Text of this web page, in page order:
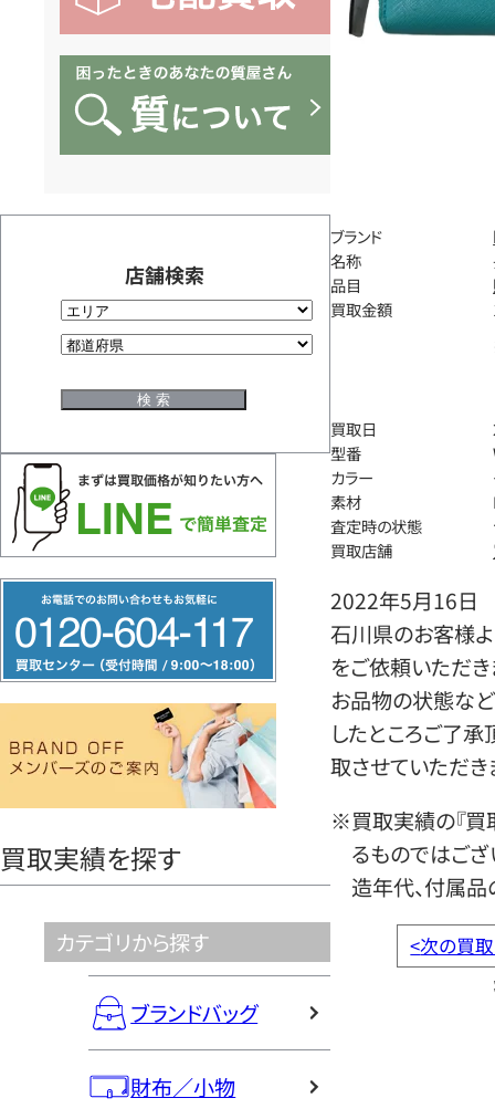
店舗検索
リ
ー
ヤ
買取実績を探す
カテゴリから探す
ブランドバッグ
財布／小物
ブランド
名称
品目
買取金額
買取日
型番
カラー
素材
査定時の状態
買取店舗
2022年5月16日
石川県のお客様よ
をご依頼いただき
お品物の状態など
したところご了
取させていただき
※買取実績の『買
るものではござ
造年代、付属品
<次の買